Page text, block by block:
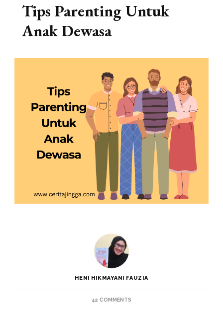
Tips Parenting Untuk
Anak Dewasa
HENI HIKMAYANI FAUZIA
42 COMMENTS